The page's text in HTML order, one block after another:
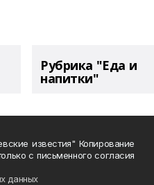
Рубрика "Еда и
напитки"
известия" Копирование
с письменного согласия
данных